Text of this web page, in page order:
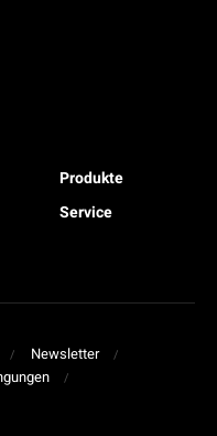
Produkte
Service
Newsletter